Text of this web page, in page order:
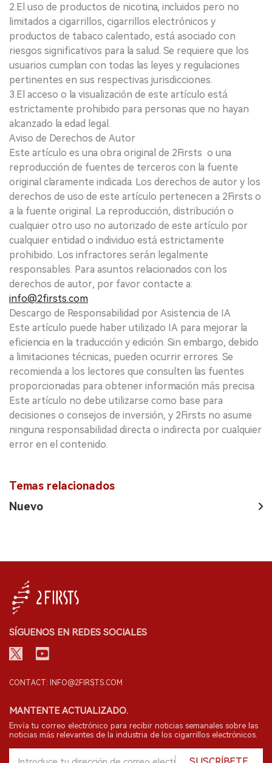
2.El uso de productos de nicotina, incluidos pero no
limitados a cigarrillos, cigarrillos electrónicos y
productos de tabaco calentado, está asociado con
riesgos significativos para la salud. Se requiere que los
usuarios cumplan con todas las leyes y regulaciones
pertinentes en sus respectivas jurisdicciones.
3.El acceso o la visualización de este artículo está
estrictamente prohibido para personas que no hayan
alcanzado la edad legal.
Aviso de Derechos de Autor
Este artículo es una obra original de 2Firsts o una
reproducción de fuentes de terceros con la fuente
original claramente indicada. Los derechos de autor y los
derechos de uso de este artículo pertenecen a 2Firsts o
a la fuente original. La reproducción, distribución o
cualquier otro uso no autorizado de este artículo por
cualquier entidad o individuo está estrictamente
prohibido. Los infractores serán legalmente
responsables. Para asuntos relacionados con los
derechos de autor, por favor contacte a:
info@2firsts.com
Descargo de Responsabilidad por Asistencia de IA
Este artículo puede haber utilizado IA para mejorar la
eficiencia en la traducción y edición. Sin embargo, debido
a limitaciones técnicas, pueden ocurrir errores. Se
recomienda a los lectores que consulten las fuentes
proporcionadas para obtener información más precisa.
Este artículo no debe utilizarse como base para
decisiones o consejos de inversión, y 2Firsts no asume
ninguna responsabilidad directa o indirecta por cualquier
error en el contenido.
Temas relacionados
Nuevo
SÍGUENOS EN REDES SOCIALES
CONTACT: INFO@2FIRSTS.COM
MANTENTE ACTUALIZADO.
Envía tu correo electrónico para recibir noticias semanales sobre las
noticias más relevantes de la industria de los cigarrillos electrónicos.